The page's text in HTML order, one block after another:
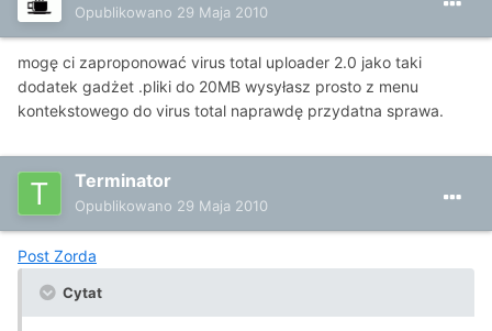
Opublikowano 29 Maja 2010
mogę ci zaproponować virus total uploader 2.0 jako taki
dodatek gadżet .pliki do 20MB wysyłasz prosto z menu
kontekstowego do virus total naprawdę przydatna sprawa.
Terminator
Opublikowano 29 Maja 2010
Post Zorda
Cytat